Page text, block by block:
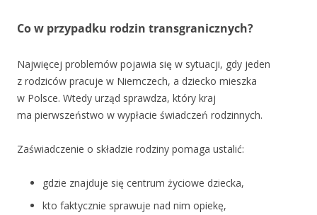
Co w przypadku rodzin transgranicznych?
Najwięcej problemów pojawia się w sytuacji, gdy jeden
z rodziców pracuje w Niemczech, a dziecko mieszka
w Polsce. Wtedy urząd sprawdza, który kraj
ma pierwszeństwo w wypłacie świadczeń rodzinnych.
Zaświadczenie o składzie rodziny pomaga ustalić:
gdzie znajduje się centrum życiowe dziecka,
kto faktycznie sprawuje nad nim opiekę,